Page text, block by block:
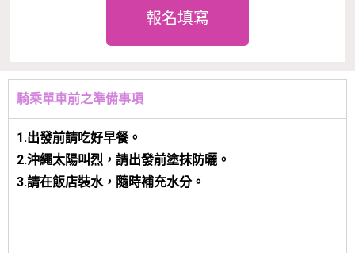
報名填寫
騎乘單車前之準備事項
1.出發前請吃好早餐。
2.沖繩太陽叫烈，請出發前塗抹防曬。
3.請在飯店裝水，隨時補充水分。